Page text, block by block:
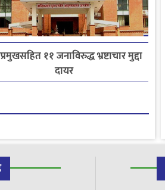
११ जनाविरुद्ध भ्रष्टाचार मुद्दा
दायर